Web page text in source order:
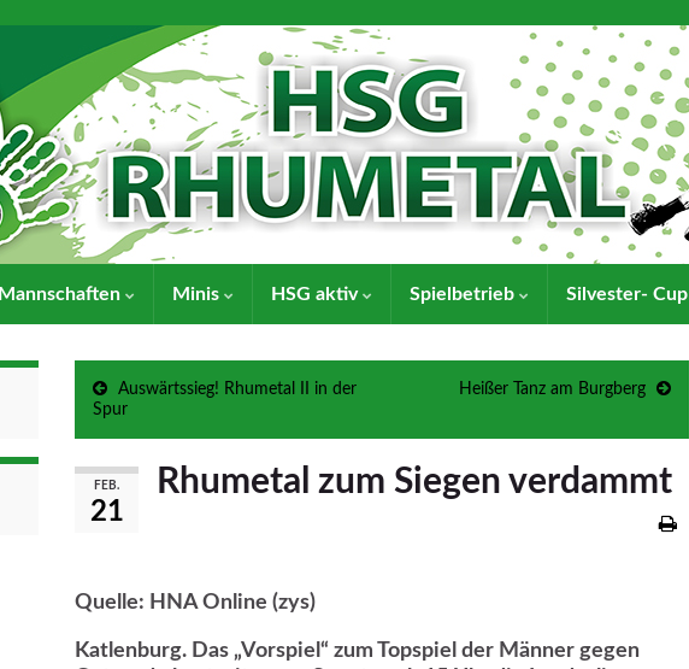
Mannschaften Minis HSG aktiv Spielbetrieb Silvester- Cup
Auswärtssieg! Rhumetal II in der
Spur
Heißer Tanz am Burgberg
FEB.
21
Rhumetal zum Siegen verdammt
Quelle: HNA Online (zys)
Katlenburg. Das „Vorspiel“ zum Topspiel der Männer gegen